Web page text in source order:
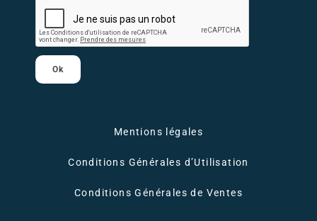
Ok
Mentions légales
Conditions Générales d’Utilisation
Conditions Générales de Ventes